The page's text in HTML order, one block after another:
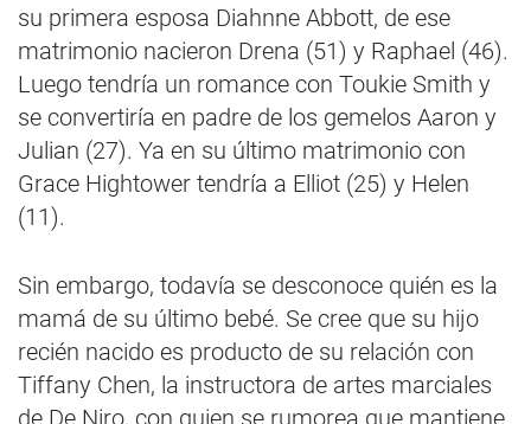
su primera esposa Diahnne Abbott, de ese
matrimonio nacieron Drena (51) y Raphael (46).
Luego tendría un romance con Toukie Smith y
se convertiría en padre de los gemelos Aaron y
Julian (27). Ya en su último matrimonio con
Grace Hightower tendría a Elliot (25) y Helen
(11).
Sin embargo, todavía se desconoce quién es la
mamá de su último bebé. Se cree que su hijo
recién nacido es producto de su relación con
Tiffany Chen, la instructora de artes marciales